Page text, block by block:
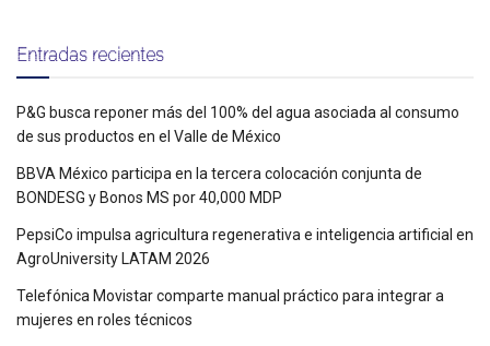
Entradas recientes
P&G busca reponer más del 100% del agua asociada al consumo
de sus productos en el Valle de México
BBVA México participa en la tercera colocación conjunta de
BONDESG y Bonos MS por 40,000 MDP
PepsiCo impulsa agricultura regenerativa e inteligencia artificial en
AgroUniversity LATAM 2026
Telefónica Movistar comparte manual práctico para integrar a
mujeres en roles técnicos